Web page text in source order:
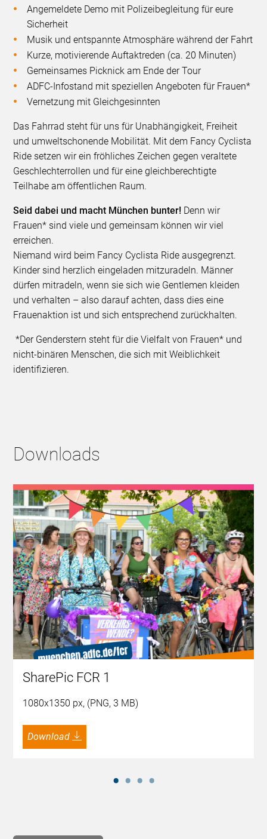
Angemeldete Demo mit Polizeibegleitung für eure
Sicherheit
Musik und entspannte Atmosphäre während der Fahrt
Kurze, motivierende Auftaktreden (ca. 20 Minuten)
Gemeinsames Picknick am Ende der Tour
ADFC-Infostand mit speziellen Angeboten für Frauen*
Vernetzung mit Gleichgesinnten
Das Fahrrad steht für uns für Unabhängigkeit, Freiheit
und umweltschonende Mobilität. Mit dem Fancy Cyclista
Ride setzen wir ein fröhliches Zeichen gegen veraltete
Geschlechterrollen und für eine gleichberechtigte
Teilhabe am öffentlichen Raum.
Seid dabei und macht München bunter! Denn wir
Frauen* sind viele und gemeinsam können wir viel
erreichen.
Niemand wird beim Fancy Cyclista Ride ausgegrenzt.
Kinder sind herzlich eingeladen mitzuradeln. Männer
dürfen mitradeln, wenn sie sich wie Gentlemen kleiden
und verhalten – also darauf achten, dass dies eine
Frauenaktion ist und sich entsprechend zurückhalten.
*Der Genderstern steht für die Vielfalt von Frauen* und
nicht-binären Menschen, die sich mit Weiblichkeit
identifizieren.
Downloads
SharePic FCR 1
1080x1350 px, (PNG, 3 MB)
Download